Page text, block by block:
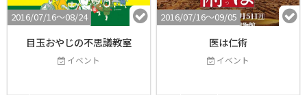
2016/07/16〜08/24
目玉おやじの不思議教室
イベント
2016/07/16〜09/05
医は仁術
イベント